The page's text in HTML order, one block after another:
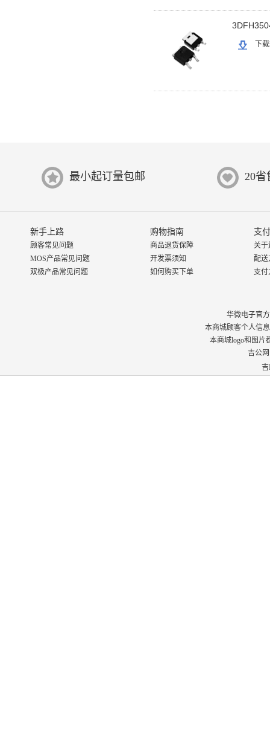
下
最小起订量包邮 20省
新手上路
顾客常见问题
MOS产品常见问题
双极产品常见问题
购物指南
商品退货保障
开发票须知
如何购买下单
支
关于
配送
支付
华微电子官
本商城顾客个人信
本商城logo和图片
吉公网
吉